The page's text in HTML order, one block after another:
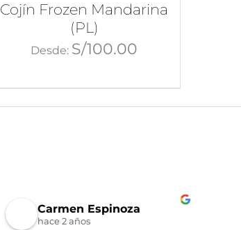
Cojín Frozen Mandarina
(PL)
Desde: S/100.00
Carmen Espinoza
hace 2 años